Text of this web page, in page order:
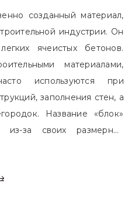
созданный материал,
индустрии. Он
ячеистых бетонов.
материалами,
заполнения стен, а
Название «блок»
за своих размерных
Размер блоков различен